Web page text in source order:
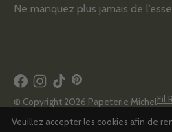
Ne manquez plus jamais de
© Copyright 2026 Papeterie Michel Fil
Veuillez accepter les cookies afin de